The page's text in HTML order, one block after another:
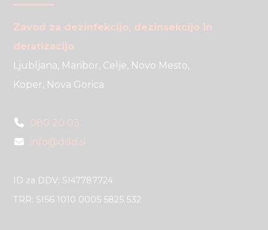
Zavod za dezinfekcijo, dezinsekcijo in
deratizacijo
Ljubljana, Maribor, Celje, Novo Mesto,
Koper, Nova Gorica
080 20 03
info@ddd.si
ID za DDV: SI47787724
TRR: SI56 1010 0005 5825 532